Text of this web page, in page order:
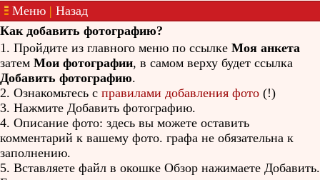
Меню | Назад
Как добавить фотографию?
1. Пройдите из главного меню по ссылке Моя анкета
затем Мои фотографии, в самом верху будет ссылка
Добавить фотографию.
2. Ознакомьтесь с правилами добавления фото (!)
3. Нажмите Добавить фотографию.
4. Описание фото: здесь вы можете оставить
комментарий к вашему фото. графа не обязательна к
заполнению.
5. Вставляете файл в окошке Обзор нажимаете Добавить.